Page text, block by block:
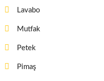
Lavabo
Mutfak
Petek
Pimaş